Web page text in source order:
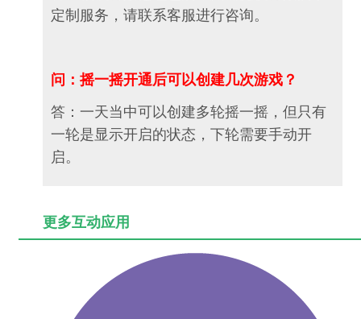
定制服务，请联系客服进行咨询。
问：摇一摇开通后可以创建几次游戏？
答：一天当中可以创建多轮摇一摇，但只有
一轮是显示开启的状态，下轮需要手动开
启。
更多互动应用